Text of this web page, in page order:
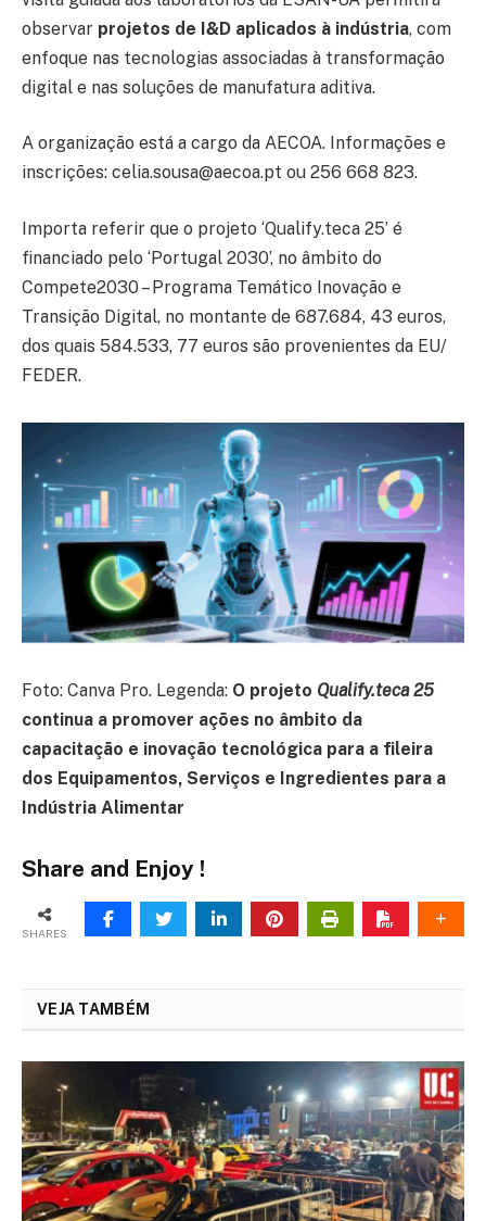
observar projetos de I&D aplicados à indústria, com
enfoque nas tecnologias associadas à transformação
digital e nas soluções de manufatura aditiva.
A organização está a cargo da AECOA. Informações e
inscrições: celia.sousa@aecoa.pt ou 256 668 823.
Importa referir que o projeto ‘Qualify.teca 25’ é
financiado pelo ‘Portugal 2030’, no âmbito do
Compete2030 – Programa Temático Inovação e
Transição Digital, no montante de 687.684, 43 euros,
dos quais 584.533, 77 euros são provenientes da EU/
FEDER.
Foto: Canva Pro. Legenda: O projeto Qualify.teca 25
continua a promover ações no âmbito da
capacitação e inovação tecnológica para a fileira
dos Equipamentos, Serviços e Ingredientes para a
Indústria Alimentar
Share and Enjoy !
SHARES
VEJA TAMBÉM